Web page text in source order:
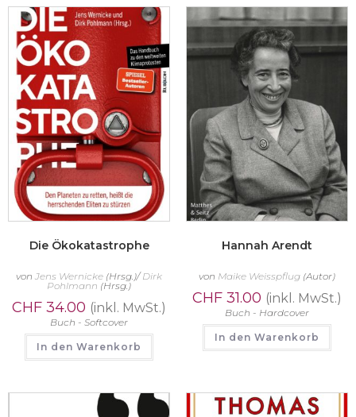
Die Ökokatastrophe
von Jens Wernicke (Hrsg.)/Dirk
Pohlmann (Hrsg.)
CHF 34.00 (inkl. MwSt.)
Buch - Softcover
In den Warenkorb
Hannah Arendt
von Maike Weisspflug (Autor)
CHF 31.00 (inkl. MwSt.)
Buch - Hardcover
In den Warenkorb